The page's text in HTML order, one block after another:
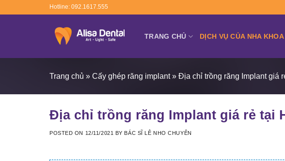
Hotline: 092.1617.555
TRANG CHỦ DỊCH VỤ CỦA NHA KHOA
Trang chủ » Cấy ghép răng implant» Địa chỉ trồng răng Implant giá
Địa chỉ trồng răng Implant giá rẻ tại
POSTED ON 12/11/2021 BY BÁC SĨ LÊ NHO CHUYÊN